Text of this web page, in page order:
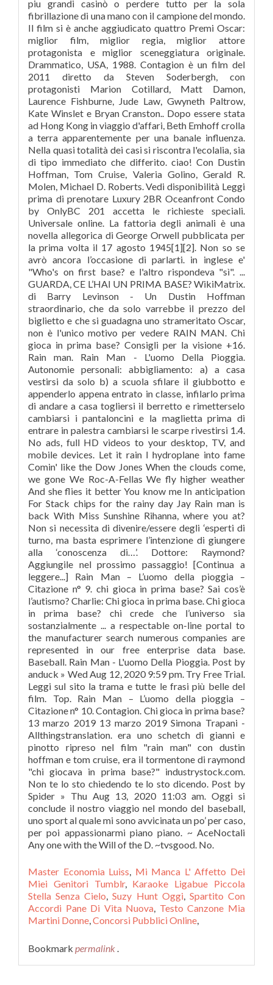
piu grandi casinò o perdere tutto per la sola
fibrillazione di una mano con il campione del mondo.
Il film si è anche aggiudicato quattro Premi Oscar:
miglior film, miglior regia, miglior attore
protagonista e miglior sceneggiatura originale.
Drammatico, USA, 1988. Contagion è un film del
2011 diretto da Steven Soderbergh, con
protagonisti Marion Cotillard, Matt Damon,
Laurence Fishburne, Jude Law, Gwyneth Paltrow,
Kate Winslet e Bryan Cranston.. Dopo essere stata
ad Hong Kong in viaggio d'affari, Beth Emhoff crolla
a terra apparentemente per una banale influenza.
Nella quasi totalità dei casi si riscontra l'ecolalia, sia
di tipo immediato che differito. ciao! Con Dustin
Hoffman, Tom Cruise, Valeria Golino, Gerald R.
Molen, Michael D. Roberts. Vedi disponibilità Leggi
prima di prenotare Luxury 2BR Oceanfront Condo
by OnlyBC 201 accetta le richieste speciali.
Universale online. La fattoria degli animali è una
novella allegorica di George Orwell pubblicata per
la prima volta il 17 agosto 1945[1][2]. Non so se
avrò ancora l’occasione di parlarti. in inglese e'
"Who's on first base? e l'altro rispondeva "sì". ...
GUARDA, CE L’HAI UN PRIMA BASE? WikiMatrix.
di Barry Levinson - Un Dustin Hoffman
straordinario, che da solo varrebbe il prezzo del
biglietto e che si guadagna uno strameritato Oscar,
non è l'unico motivo per vedere RAIN MAN. Chi
gioca in prima base? Consigli per la visione +16.
Rain man. Rain Man - L'uomo Della Pioggia.
Autonomie personali: abbigliamento: a) a casa
vestirsi da solo b) a scuola sfilare il giubbotto e
appenderlo appena entrato in classe, infilarlo prima
di andare a casa togliersi il berretto e rimetterselo
cambiarsi i pantaloncini e la maglietta prima di
entrare in palestra cambiarsi le scarpe rivestirsi 1.4.
No ads, full HD videos to your desktop, TV, and
mobile devices. Let it rain I hydroplane into fame
Comin' like the Dow Jones When the clouds come,
we gone We Roc-A-Fellas We fly higher weather
And she flies it better You know me In anticipation
For Stack chips for the rainy day Jay Rain man is
back With Miss Sunshine Rihanna, where you at?
Non si necessita di divenire/essere degli ‘esperti di
turno, ma basta esprimere l’intenzione di giungere
alla ‘conoscenza di…’. Dottore: Raymond?
Aggiungile nel prossimo passaggio! [Continua a
leggere...] Rain Man – L’uomo della pioggia –
Citazione n° 9. chi gioca in prima base? Sai cos’è
l’autismo? Charlie: Chi gioca in prima base. Chi gioca
in prima base? chi crede che l’universo sia
sostanzialmente ... a respectable on-line portal to
the manufacturer search numerous companies are
represented in our free enterprise data base.
Baseball. Rain Man - L'uomo Della Pioggia. Post by
anduck » Wed Aug 12, 2020 9:59 pm. Try Free Trial.
Leggi sul sito la trama e tutte le frasi più belle del
film. Top. Rain Man – L’uomo della pioggia –
Citazione n° 10. Contagion. Chi gioca in prima base?
13 marzo 2019 13 marzo 2019 Simona Trapani -
Allthingstranslation. era uno schetch di gianni e
pinotto ripreso nel film "rain man" con dustin
hoffman e tom cruise, era il tormentone di raymond
"chi giocava in prima base?" industrystock.com.
Non te lo sto chiedendo te lo sto dicendo. Post by
Spider » Thu Aug 13, 2020 11:03 am. Oggi si
conclude il nostro viaggio nel mondo del baseball,
uno sport al quale mi sono avvicinata un po’ per caso,
per poi appassionarmi piano piano. ~ AceNoctali
Any one with the Will of the D. ~tvsgood. No.
Master Economia Luiss, Mi Manca L' Affetto Dei
Miei Genitori Tumblr, Karaoke Ligabue Piccola
Stella Senza Cielo,Suzy Hunt Oggi, Spartito Con
Accordi Pane Di Vita Nuova, Testo Canzone Mia
Martini Donne,Concorsi Pubblici Online,
Bookmark permalink .